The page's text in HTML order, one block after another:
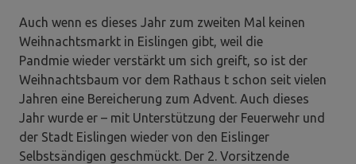
Auch wenn es dieses Jahr zum zweiten Mal keinen
Weihnachtsmarkt in Eislingen gibt, weil die
Pandmie wieder verstärkt um sich greift, so ist der
Weihnachtsbaum vor dem Rathaus t schon seit vielen
Jahren eine Bereicherung zum Advent. Auch dieses
Jahr wurde er – mit Unterstützung der Feuerwehr und
der Stadt Eislingen wieder von den Eislinger
Selbstsändigen geschmückt. Der 2. Vorsitzende